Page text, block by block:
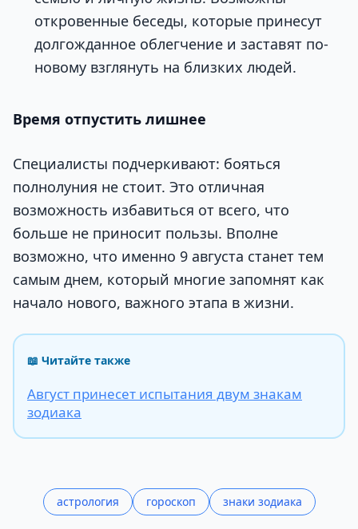
откровенные беседы, которые принесут
долгожданное облегчение и заставят по-
новому взглянуть на близких людей.
Время отпустить лишнее
Специалисты подчеркивают: бояться
полнолуния не стоит. Это отличная
возможность избавиться от всего, что
больше не приносит пользы. Вполне
возможно, что именно 9 августа станет тем
самым днем, который многие запомнят как
начало нового, важного этапа в жизни.
📖 Читайте также
Август принесет испытания двум знакам
зодиака
астрология гороскоп знаки зодиака